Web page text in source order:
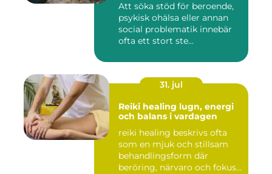
Att söka stöd för beroende,
psykisk ohälsa eller annan
social problematik innebär
ofta ett stort ste...
31. jul
Reiki healing lugn, energi
och balans i vardagen
reiki healing beskrivs ofta
som en mjuk och stillsam
behandlingsform där
beröring, närvaro och fokus...